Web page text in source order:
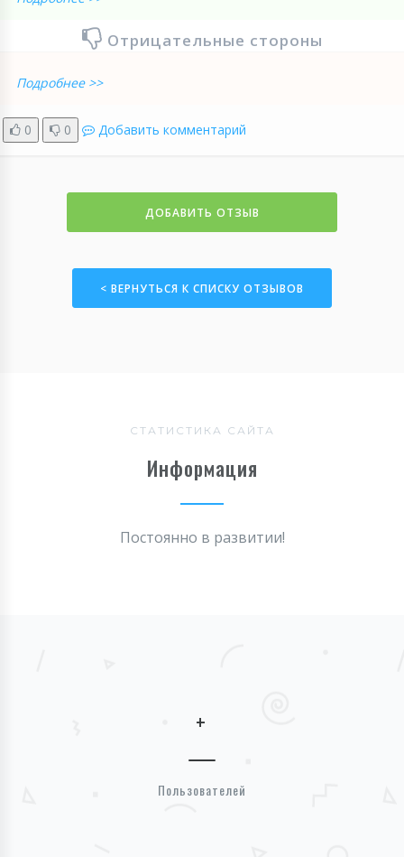
Отрицательные стороны
Подробнее >>
0 0 Добавить комментарий
ДОБАВИТЬ ОТЗЫВ
< ВЕРНУТЬСЯ К СПИСКУ ОТЗЫВОВ
СТАТИСТИКА САЙТА
Информация
Постоянно в развитии!
+
Пользователей